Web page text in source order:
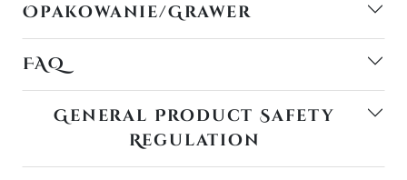
Opakowanie/Grawer
FAQ
General Product Safety
Regulation